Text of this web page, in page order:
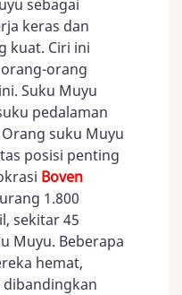
sebagai
keras dan
kuat. Ciri ini
orang
Suku Muyu
pedalaman
suku Muyu
posisi penting
Boven
1.800
sekitar 45
Muyu. Beberapa
hemat,